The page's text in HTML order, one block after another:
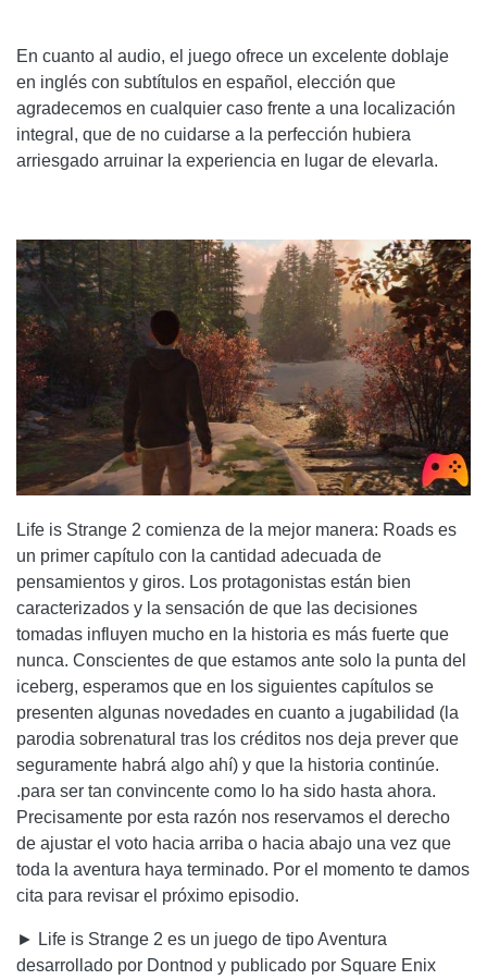
En cuanto al audio, el juego ofrece un excelente doblaje
en inglés con subtítulos en español, elección que
agradecemos en cualquier caso frente a una localización
integral, que de no cuidarse a la perfección hubiera
arriesgado arruinar la experiencia en lugar de elevarla.
Life is Strange 2 comienza de la mejor manera: Roads es
un primer capítulo con la cantidad adecuada de
pensamientos y giros. Los protagonistas están bien
caracterizados y la sensación de que las decisiones
tomadas influyen mucho en la historia es más fuerte que
nunca. Conscientes de que estamos ante solo la punta del
iceberg, esperamos que en los siguientes capítulos se
presenten algunas novedades en cuanto a jugabilidad (la
parodia sobrenatural tras los créditos nos deja prever que
seguramente habrá algo ahí) y que la historia continúe.
.para ser tan convincente como lo ha sido hasta ahora.
Precisamente por esta razón nos reservamos el derecho
de ajustar el voto hacia arriba o hacia abajo una vez que
toda la aventura haya terminado. Por el momento te damos
cita para revisar el próximo episodio.
► Life is Strange 2 es un juego de tipo Aventura
desarrollado por Dontnod y publicado por Square Enix